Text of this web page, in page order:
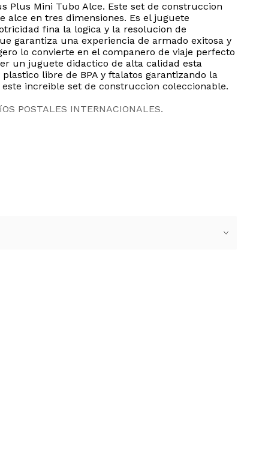
Plus Mini Tubo Alce. Este set de construccion
en tres dimensiones. Es el juguete
fina la logica y la resolucion de
garantiza una experiencia de armado exitosa y
lo convierte en el companero de viaje perfecto
un juguete didactico de alta calidad esta
libre de BPA y ftalatos garantizando la
increible set de construccion coleccionable.
POSTALES INTERNACIONALES.